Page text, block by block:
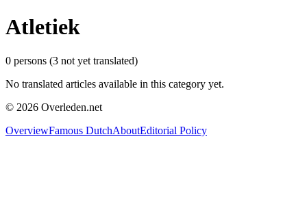
Atletiek
0 persons (3 not yet translated)
No translated articles available in this category yet.
© 2026 Overleden.net
OverviewFamous DutchAboutEditorial Policy